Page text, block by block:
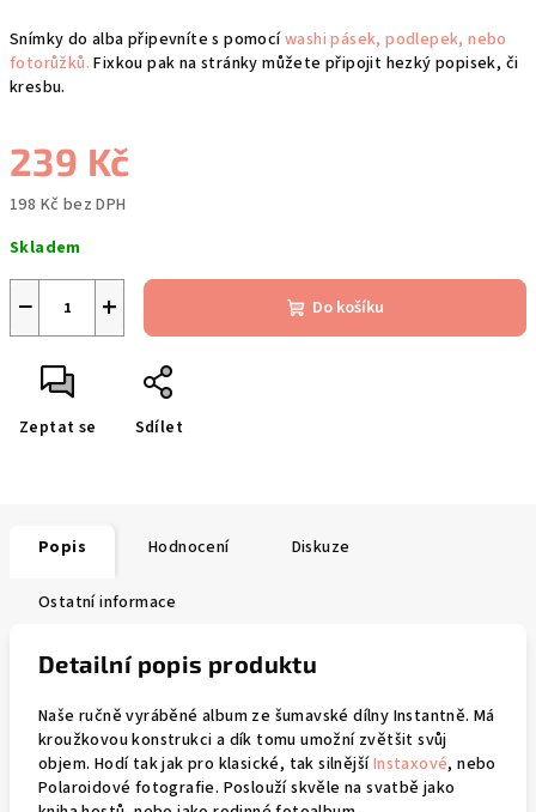
Snímky do alba připevníte s pomocíwashi pásek, podlepek, nebo
fotorůžků. Fixkou pak na stránky můžete připojit hezký popisek, či
kresbu.
239 Kč
198 Kč bez DPH
cena:
Skladem
+
− Do košíku
Zeptat se Sdílet
Popis Hodnocení Diskuze
Ostatní informace
Detailní popis produktu
Naše ručně vyráběné album ze šumavské dílny Instantně. Má
kroužkovou konstrukci a dík tomu umožní zvětšit svůj
objem. Hodí tak jak pro klasické, tak silnějšíInstaxové, nebo
Polaroidové fotografie. Poslouží skvěle na svatbě jako